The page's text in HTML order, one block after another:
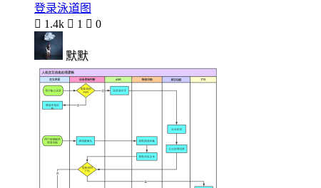
登录泳道图
 1.4k  1  0
默默